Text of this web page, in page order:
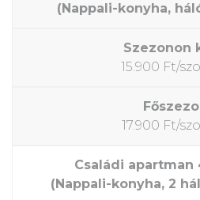
(Nappali-konyha,
15.900 Ft/
17.900 Ft/
Családi apartman
(Nappali-konyha, 2